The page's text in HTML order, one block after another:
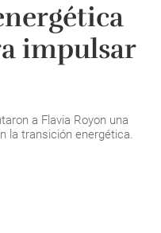
impulsar
a Flavia Royon una
la transición energética.